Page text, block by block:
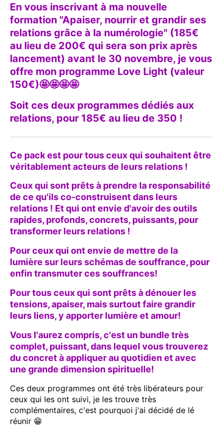
En vous inscrivant à ma nouvelle
formation "Apaiser, nourrir et grandir ses
relations grâce à la numérologie" (185€
au lieu de 200€ qui sera son prix après
lancement) avant le 30 novembre, je vous
offre mon programme Love Light (valeur
150€)🤩🤩🤩🤩
Soit ces deux programmes dédiés aux
relations, pour 185€ au lieu de 350 !
Ce pack est pour tous ceux qui souhaitent être
véritablement acteurs de leurs relations !
Ceux qui sont prêts à prendre la responsabilité
de ce qu'ils co-construisent dans leurs
relations ! Et qui ont envie d'avoir des outils
rapides, profonds, concrets, puissants, pour
transformer leurs relations !
Pour ceux qui ont envie de mettre de la
lumière sur leurs schémas de souffrance, pour
enfin transmuter ces souffrances!
Pour tous ceux qui sont prêts à dénouer les
tensions, apaiser, mais surtout faire grandir
leurs liens, y apporter lumière et amour!
Vous l'aurez compris, c'est un bundle très
complet, puissant, dans lequel vous trouverez
du concret à appliquer au quotidien et avec
une grande dimension spirituelle!
Ces deux programmes ont été très libérateurs pour
ceux qui les ont suivi, je les trouve très
complémentaires, c'est pourquoi j'ai décidé de lé
réunir 😁